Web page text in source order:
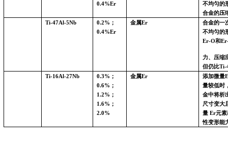
0.4%Er
不均匀的
合金的压
Ti-47Al-5Nb
0.2% ；
0.4%Er
金属Er
合金的一
不均匀的
Er-O和
力、压缩
但仍比Ti-
Ti-16Al-27Nb
0.3% ；
0.6% ；
1.2% ；
1.6% ；
2.0%
金属Er 添加微量
量较低时
金中将析
尺寸变大
量 Er元素
性变形能